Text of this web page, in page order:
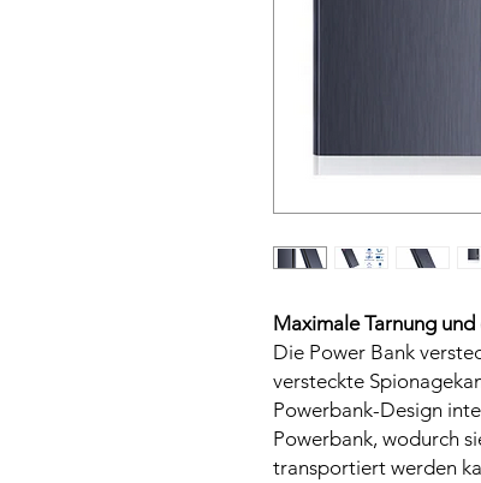
Maximale Tarnung
Die Power Bank
versteckte
Powerbank-Design
Powerbank, wodurch
transportiert werden